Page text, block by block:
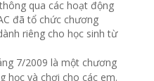
qua các hoạt động
đã tổ chức chương
riêng cho học sinh từ
7/2009 là một chương
học và chơi cho các em.